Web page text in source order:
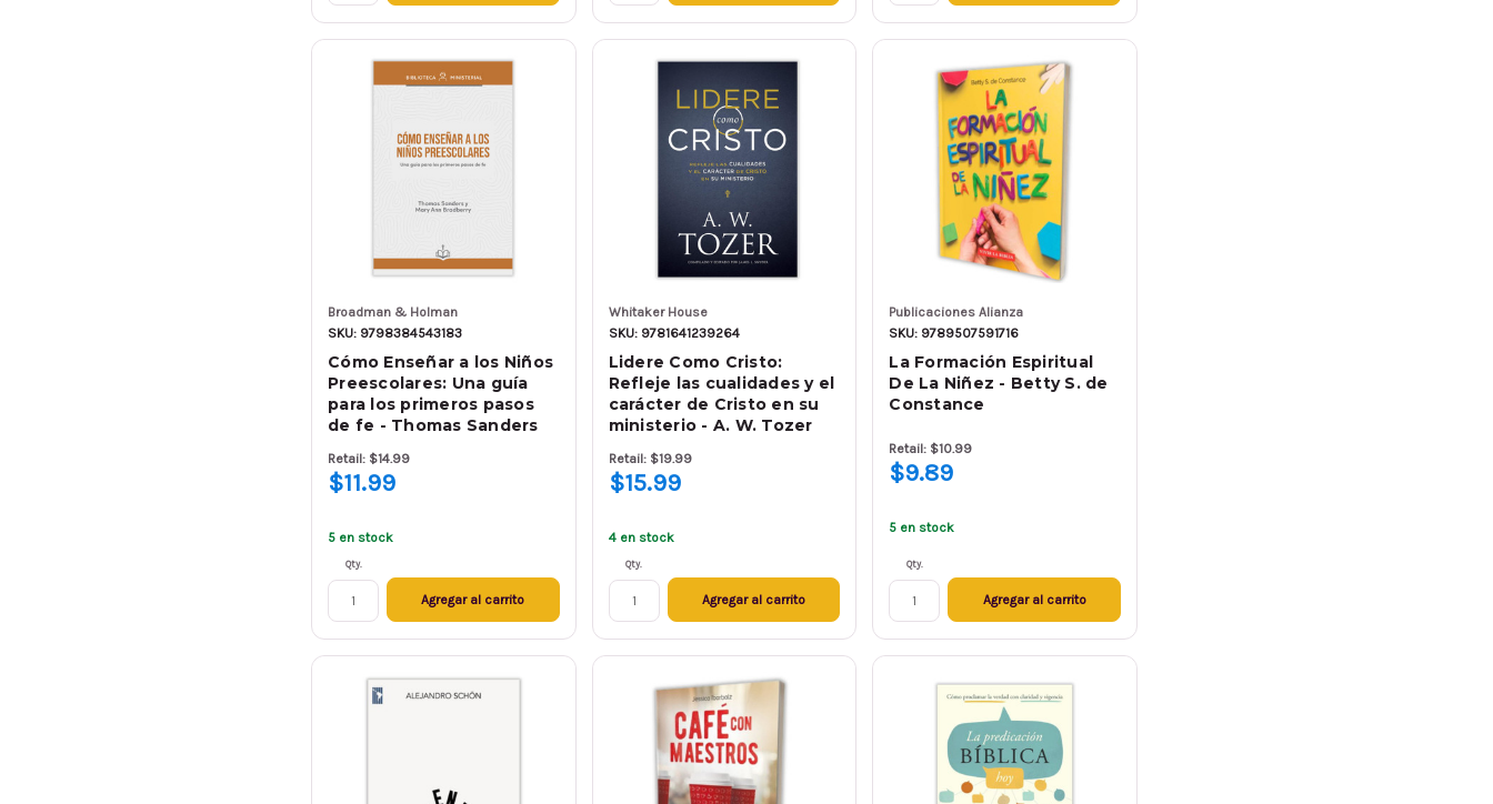
Broadman & Holman
SKU: 9798384543183
Cómo Enseñar a los Niños
Preescolares: Una guía
para los primeros pasos
de fe - Thomas Sanders
Retail: $14.99
$11.99
5 en stock
Qty.
Agregar al carrito
Whitaker House
SKU: 9781641239264
Lidere Como Cristo:
Refleje las cualidades y el
carácter de Cristo en su
ministerio - A. W. Tozer
Retail: $19.99
$15.99
4 en stock
Qty.
Agregar al carrito
Publicaciones Alianza
SKU: 9789507591716
La Formación Espiritual
De La Niñez - Betty S. de
Constance
Retail: $10.99
$9.89
5 en stock
Qty.
Agregar al carrito